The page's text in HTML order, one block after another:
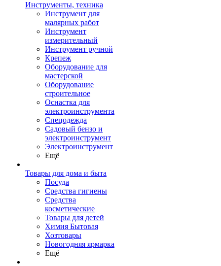
Инструменты, техника
Инструмент для
малярных работ
Инструмент
измерительный
Инструмент ручной
Крепеж
Оборудование для
мастерской
Оборудование
строительное
Оснастка для
электроинструмента
Спецодежда
Садовый бензо и
электроинструмент
Электроинструмент
Ещё
Товары для дома и быта
Посуда
Средства гигиены
Средства
косметические
Товары для детей
Химия Бытовая
Хозтовары
Новогодняя ярмарка
Ещё